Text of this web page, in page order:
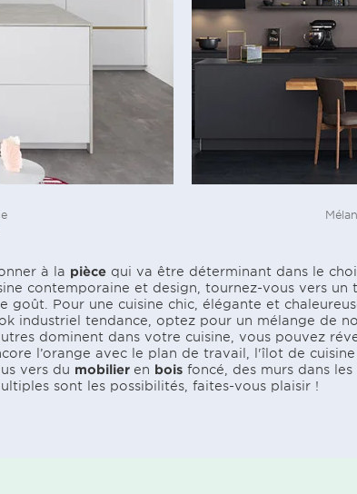
à la piècequi va être déterminant dans le
contemporaine et design, tournez-vous vers
goût. Pour une cuisine chic, élégante et
industriel tendance, optez pour un mélange de
dominent dans votre cuisine, vous pouvez
l’orange avec le plan de travail, l'îlot de
vers du mobilier en boisfoncé, des murs dans
sont les possibilités, faites-vous plaisir !